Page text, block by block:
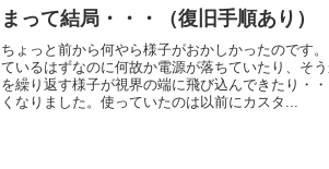
まって結局・・・（復旧手順あり）
ちょっと前から何やら様子がおかしかったのです
ているはずなのに何故か電源が落ちていたり、そ
を繰り返す様子が視界の端に飛び込んできたり・
くなりました。使っていたのは以前にカスタ...